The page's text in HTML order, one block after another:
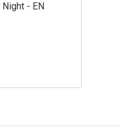
- EN